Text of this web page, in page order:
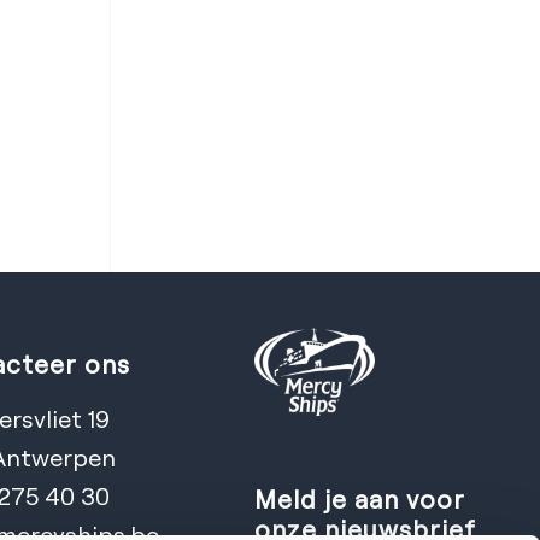
ons
19
40 30
Meld je aan voor
onze nieuwsbrief